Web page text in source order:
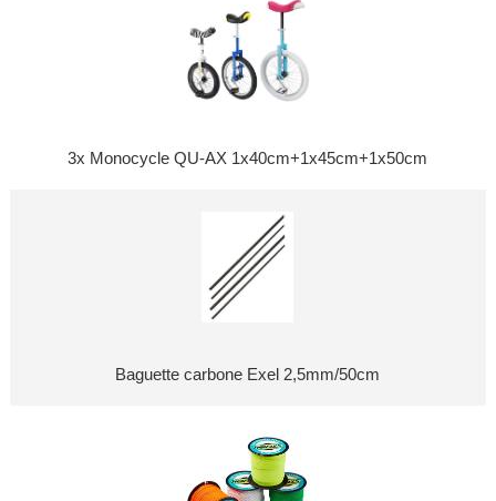
3x Monocycle QU-AX 1x40cm+1x45cm+1x50cm
Baguette carbone Exel 2,5mm/50cm